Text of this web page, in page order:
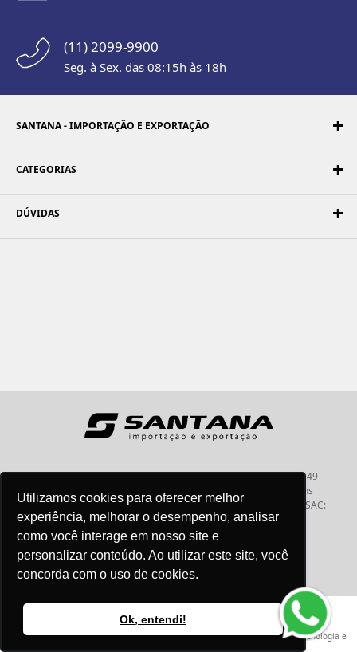
Utilizamos cookies para oferecer melhor
experiência, melhorar o desempenho, analisar
como você interage em nosso site e
personalizar conteúdo. Ao utilizar este site, você
concorda com o uso de cookies.
Ok, entendi!
(11) 2099-9900
Seg. à Sex. das 08:15h às 18h
SANTANA - IMPORTAÇÃO E EXPORTAÇÃO
CATEGORIAS
DÚVIDAS
Santana - Importação e Exportação - CNPJ:57.464.653/0001-49
Atendimento por telefone: dias úteis, das 08:15hs às 18:00hs
Fone:(11) 2099-9900 - E-mail:vendas@santanaimport.com.br
SAC:
sac@santanaimport.com.br
Termos de uso
Criação e Desenvolvimento AgênciaNew Humans| PlataformaAdd Suite- Tecnologia e